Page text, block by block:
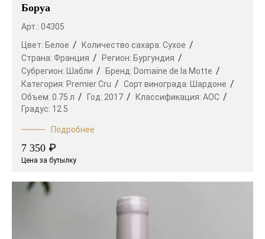
Боруа
Арт.: 04305
Цвет: Белое Количество сахара: Сухое
Страна: Франция Регион: Бургундия
Субрегион: Шабли Бренд: Domaine de la Motte
Категория: Premier Cru Сорт винограда: Шардоне
Объем: 0.75 л Год: 2017 Классификация: AOC
Градус: 12.5
Подробнее
7 350 ₽
Цена за бутылку